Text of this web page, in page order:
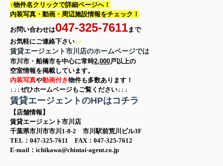
↑物件名クリックで詳細ページへ！
内装写真・動画・ 周辺施設情報をチェック！
お問い合わせは047-325-7611まで
お気軽にご連絡下さい♪♪
賃貸エージェント市川店のホームページでは
市川市・船橋市を中心に常時2,000戸以上の
空室情報を掲載しています。
内装写真や動画付き物件も多数あります！
↓↓↓ぜひホームページもご覧ください↓↓↓
賃貸エージェントのHPはコチラ
【店舗情報】
賃貸エージェント市川店
千葉県市川市市川1-8-2 市川駅前荒川ビル3F
TEL：047-325-7611 FAX：047-325-7612
E-mail：ichikawa@chintai-agent.co.jp